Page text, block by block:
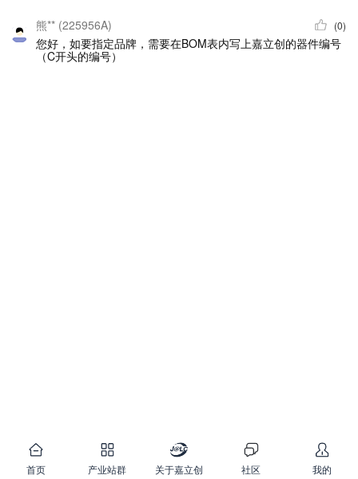
熊** (225956A) (0)
您好，如要指定品牌，需要在BOM表内写上嘉立创的器件编号
（C开头的编号）
首页 产业站群 关于嘉立创 社区 我的